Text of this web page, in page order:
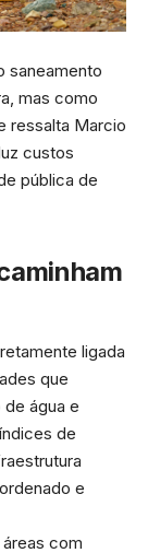
saneamento
mas como
ressalta Marcio
custos
pública de
ligada
que
água e
de
e
com